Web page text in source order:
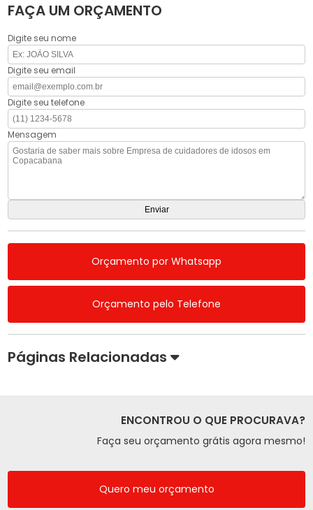
FAÇA UM ORÇAMENTO
Digite seu nome
Digite seu email
Digite seu telefone
Mensagem
Orçamento por Whatsapp
Orçamento pelo Telefone
Páginas Relacionadas
ENCONTROU O QUE PROCURAVA?
Faça seu orçamento grátis agora mesmo!
Quero meu orçamento